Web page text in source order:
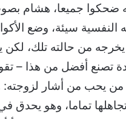
ضحكوا جميعا، هشام
النفسية سيئة، وضع
من حالته تلك،
تصنع أفضل من هذا –
من يحب من أشار
تماما، وهو يحدق